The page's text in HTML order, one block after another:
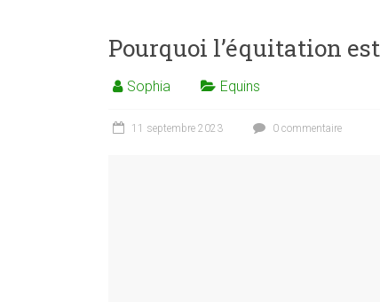
Pourquoi l’équitation
Sophia Equins
11 septembre 2023 0 commentaire